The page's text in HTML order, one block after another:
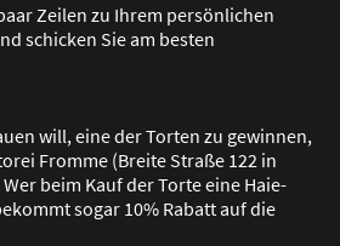
Zeilen zu Ihrem persönlichen
schicken Sie am besten
will, eine der Torten zu gewinnen,
Fromme (Breite Straße 122 in
beim Kauf der Torte eine Haie-
sogar 10% Rabatt auf die